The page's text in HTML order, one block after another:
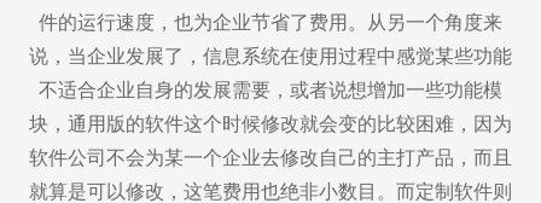
件的运行速度，也为企业节省了费用。从另一个角度来
说，当企业发展了，信息系统在使用过程中感觉某些功能
不适合企业自身的发展需要，或者说想增加一些功能模
块，通用版的软件这个时候修改就会变的比较困难，因为
软件公司不会为某一个企业去修改自己的主打产品，而且
就算是可以修改，这笔费用也绝非小数目。而定制软件则